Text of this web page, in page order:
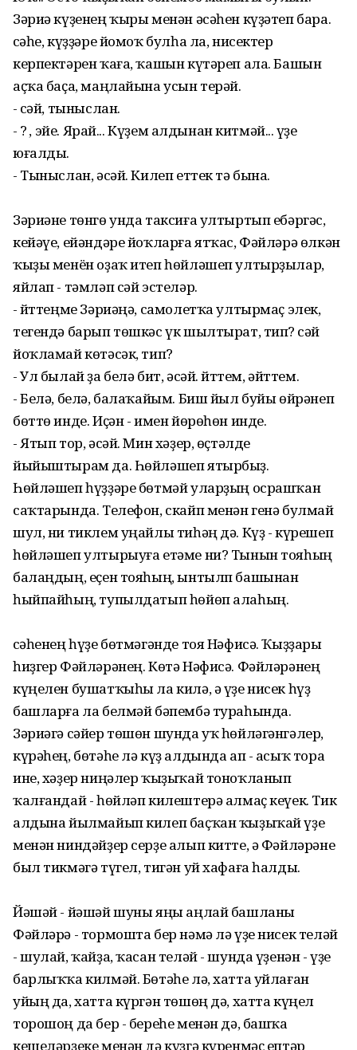
Зәриә күҙенең ҡыры менән әсәһен күҙәтеп бара.
Әсәһе, күҙҙәре йомоҡ булһа ла, нисектер
керпектәрен ҡаға, ҡашын күтәреп ала. Башын
аҫҡа баҫа, маңлайына усын терәй.
- Әсәй, тыныслан.
- Ә? Ә, эйе. Ярай... Күҙем алдынан китмәй...Ә үҙе
юғалды.
- Тыныслан, әсәй. Килеп еттек тә бына.
Зәриәне төнгө унда таксиға ултыртып ебәргәс,
кейәүе, ейәндәре йоҡларға ятҡас, Фәйләрә өлкән
ҡыҙы менён оҙаҡ итеп һөйләшеп ултырҙылар,
яйлап - тәмләп сәй эстеләр.
- Әйттеңме Зәриәңә, самолетҡа ултырмаҫ элек,
тегендә барып төшкәс үк шылтырат, тип? Әсәй
йоҡламай көтәсәк, тип?
- Ул былай ҙа белә бит, әсәй. Әйттем, әйттем.
- Белә, белә, балаҡайым. Биш йыл буйы өйрәнеп
бөттө инде. Иҫән - имен йөрөһөн инде.
- Ятып тор, әсәй. Мин хәҙер, өҫтәлде
йыйыштырам да. Һөйләшеп ятырбыҙ.
Һөйләшеп һүҙҙәре бөтмәй уларҙың осрашҡан
саҡтарында. Телефон, скайп менән генә булмай
шул, ни тиклем уңайлы тиһәң дә. Күҙ - күрешеп
һөйләшеп ултырыуға етәме ни? Тынын тояһың
балаңдың, еҫен тояһың, ынтылп башынан
һыйпайһың, тупылдатып һөйөп алаһың.
Әсәһенең һүҙе бөтмәгәнде тоя Нәфисә. Ҡыҙҙары
һиҙгер Фәйләрәнең. Көтә Нәфисә. Фәйләрәнең
күңелен бушатҡыһы ла килә, ә үҙе нисек һүҙ
башларға ла белмәй бәпембә тураһында.
Зәриәгә сәйер төшөн шунда уҡ һөйләгәнгәлер,
күрәһең, бөтәһе лә күҙ алдында ап - асыҡ тора
ине, хәҙер ниңәлер ҡыҙыҡай тоноҡланып
ҡалғандай - һөйләп килештерә алмаҫ кеүек. Тик
алдына йылмайып килеп баҫҡан ҡыҙыҡай үҙе
менән ниндәйҙер серҙе алып китте, ә Фәйләрәне
был тикмәгә түгел, тигән уй хафаға һалды.
Йәшәй - йәшәй шуны яңы аңлай башланы
Фәйләрә - тормошта бер нәмә лә үҙе нисек теләй
- шулай, ҡайҙа, ҡасан теләй - шунда үҙенән - үҙе
барлыҡҡа килмәй. Бөтәһе лә, хатта уйлаған
уйың да, хатта күргән төшөң дә, хатта күңел
торошоң да бер - береһе менән дә, башҡа
кешеләрҙеке менән дә күҙгә күренмәҫ ептәр